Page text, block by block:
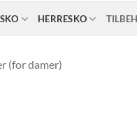
HERRESKO
(for damer)